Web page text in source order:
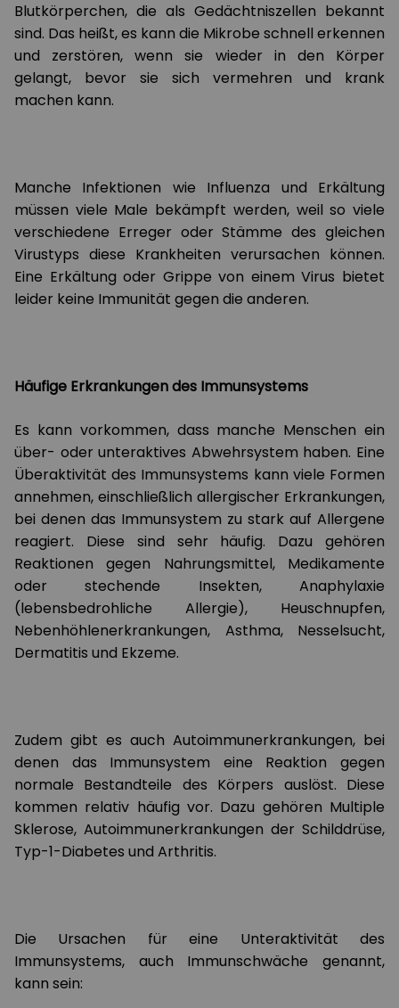
Blutkörperchen, die als Gedächtniszellen bekannt
sind. Das heißt, es kann die Mikrobe schnell erkennen
und zerstören, wenn sie wieder in den Körper
gelangt, bevor sie sich vermehren und krank
machen kann.
Manche Infektionen wie Influenza und Erkältung
müssen viele Male bekämpft werden, weil so viele
verschiedene Erreger oder Stämme des gleichen
Virustyps diese Krankheiten verursachen können.
Eine Erkältung oder Grippe von einem Virus bietet
leider keine Immunität gegen die anderen.
Häufige Erkrankungen des Immunsystems
Es kann vorkommen, dass manche Menschen ein
über- oder unteraktives Abwehrsystem haben. Eine
Überaktivität des Immunsystems kann viele Formen
annehmen, einschließlich allergischer Erkrankungen,
bei denen das Immunsystem zu stark auf Allergene
reagiert. Diese sind sehr häufig. Dazu gehören
Reaktionen gegen Nahrungsmittel, Medikamente
oder stechende Insekten, Anaphylaxie
(lebensbedrohliche Allergie), Heuschnupfen,
Nebenhöhlenerkrankungen, Asthma, Nesselsucht,
Dermatitis und Ekzeme.
Zudem gibt es auch Autoimmunerkrankungen, bei
denen das Immunsystem eine Reaktion gegen
normale Bestandteile des Körpers auslöst. Diese
kommen relativ häufig vor. Dazu gehören Multiple
Sklerose, Autoimmunerkrankungen der Schilddrüse,
Typ-1-Diabetes und Arthritis.
Die Ursachen für eine Unteraktivität des
Immunsystems, auch Immunschwäche genannt,
kann sein: